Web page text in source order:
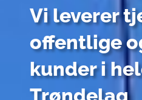
Vi leverer
offentlige
kunder i